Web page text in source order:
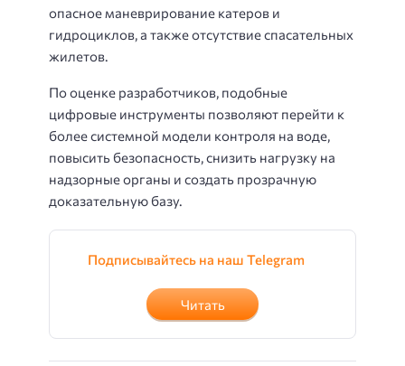
опасное маневрирование катеров и
гидроциклов, а также отсутствие спасательных
жилетов.
По оценке разработчиков, подобные
цифровые инструменты позволяют перейти к
более системной модели контроля на воде,
повысить безопасность, снизить нагрузку на
надзорные органы и создать прозрачную
доказательную базу.
Подписывайтесь на наш Telegram
Читать